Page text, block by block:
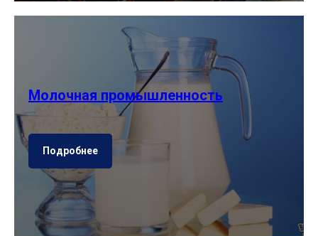
Молочная промышленность
Подробнее